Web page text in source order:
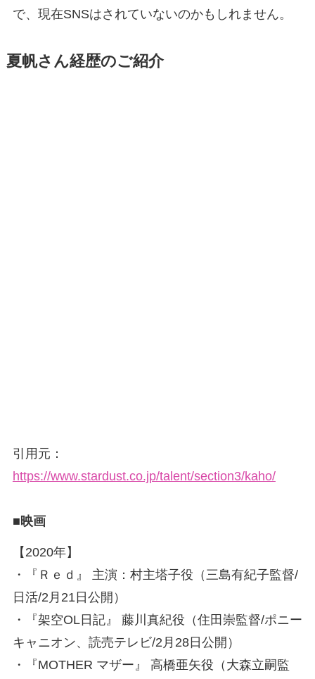
で、現在SNSはされていないのかもしれません。
夏帆さん経歴のご紹介
引用元：
https://www.stardust.co.jp/talent/section3/kaho/
■映画
【2020年】
・『Ｒｅｄ』 主演：村主塔子役（三島有紀子監督/
日活/2月21日公開）
・『架空OL日記』 藤川真紀役（住田崇監督/ポニー
キャニオン、読売テレビ/2月28日公開）
・『MOTHER マザー』 高橋亜矢役（大森立嗣監